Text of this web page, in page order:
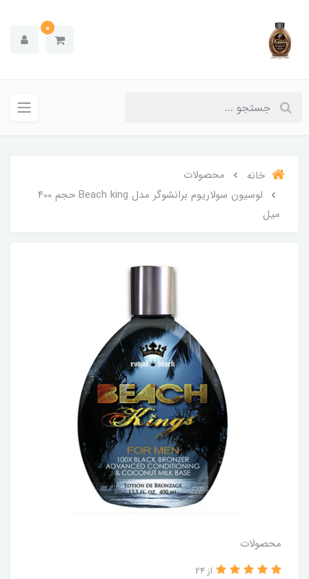
0
خانه
محصولات
لوسیون سولاریوم برانشوگر مدل Beach king حجم 400
میل
محصولات
از 24